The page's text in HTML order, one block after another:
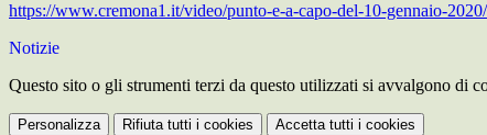
https://www.cremona1.it/video/punto-e-a-capo-del-10-gennaio-2020/
Notizie
Questo sito o gli strumenti terzi da questo utilizzati si avvalgono di
Personalizza Rifiuta tutti i cookies Accetta tutti i cookies